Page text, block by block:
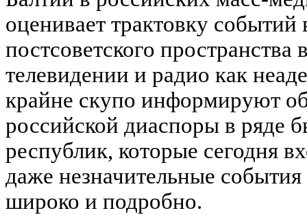
оценивает трактовку
постсоветского пространства
телевидении и радио как
крайне скупо информируют
российской диаспоры в ряде
республик, которые сегодня
даже незначительные
широко и подробно.